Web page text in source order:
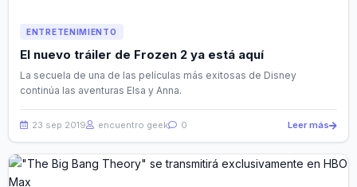
ENTRETENIMIENTO
El nuevo tráiler de Frozen 2 ya está aquí
La secuela de una de las películas más exitosas de Disney
continúa las aventuras Elsa y Anna.
23 sep 2019 encuentro geek 0 Leer más